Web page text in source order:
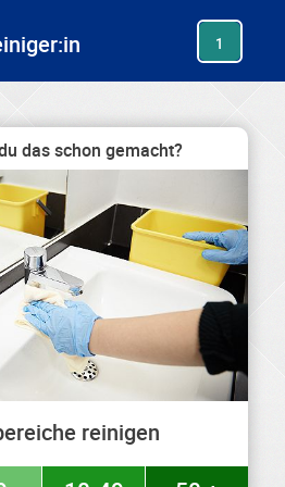
1
das schon gemacht?
reinigen